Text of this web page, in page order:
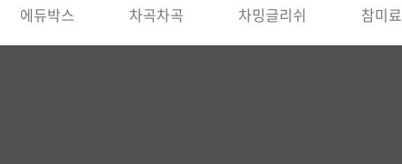
에듀박스 차곡차곡 차밍글리쉬 참미료